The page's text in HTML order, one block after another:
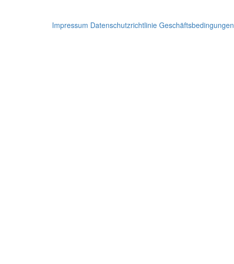
Impressum Datenschutzrichtlinie Geschäftsbedingungen